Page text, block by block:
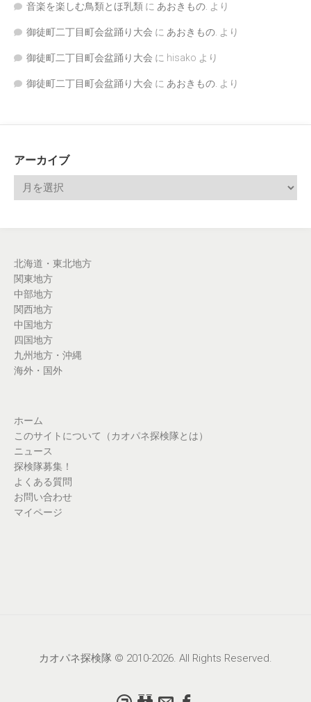
音楽を楽しむ鳥類とほ乳類 に あおきもの. より
御徒町二丁目町会盆踊り大会 に あおきもの. より
御徒町二丁目町会盆踊り大会 に hisako より
御徒町二丁目町会盆踊り大会 に あおきもの. より
アーカイブ
北海道・東北地方
関東地方
中部地方
関西地方
中国地方
四国地方
九州地方・沖縄
海外・国外
ホーム
このサイトについて（カオパネ探検隊とは）
ニュース
探検隊募集！
よくある質問
お問い合わせ
マイページ
カオパネ探検隊 © 2010-2026. All Rights Reserved.